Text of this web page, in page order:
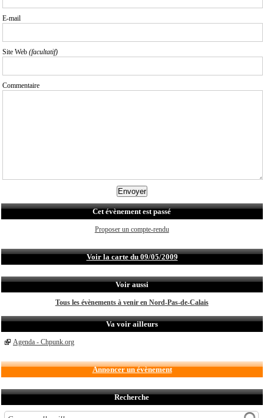
E-mail
Site Web (facultatif)
Commentaire
Cet évènement est passé
Proposer un compte-rendu
Voir la carte du 09/05/2009
Voir aussi
Tous les évènements à venir en Nord-Pas-de-Calais
Va voir ailleurs
Agenda - Chpunk.org
Annoncer un évènement
Recherche